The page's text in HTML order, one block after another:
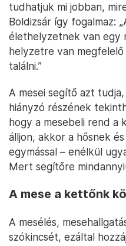
tudhatjuk mi jobban,
Boldizsár így fogalmaz:
élethelyzetnek van egy
helyzetre van
találni.”
A mesei segítő azt
hiányzó részének
hogy a mesebeli rend a
álljon, akkor a hősnek
egymással – enélkül
Mert segítőre
A mese a kettőnk
A mesélés,
szókincsét, ezáltal